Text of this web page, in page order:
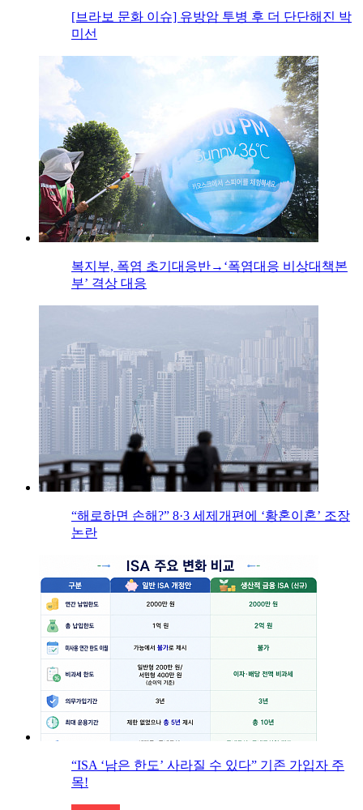
[브라보 문화 이슈] 유방암 투병 후 더 단단해진 박
미선
복지부, 폭염 초기대응반→‘폭염대응 비상대책본
부’ 격상 대응
“해로하면 손해?” 8·3 세제개편에 ‘황혼이혼’ 조장
논란
“ISA ‘남은 한도’ 사라질 수 있다” 기존 가입자 주
목!